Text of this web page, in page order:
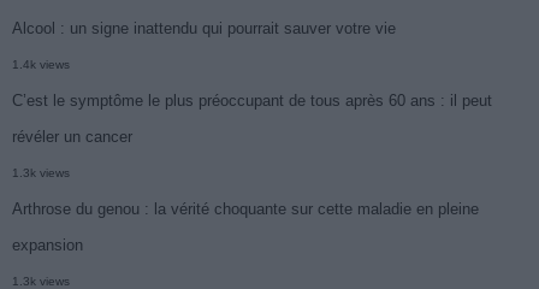
Alcool : un signe inattendu qui pourrait sauver votre vie
1.4k views
C’est le symptôme le plus préoccupant de tous après 60 ans : il peut
révéler un cancer
1.3k views
Arthrose du genou : la vérité choquante sur cette maladie en pleine
expansion
1.3k views